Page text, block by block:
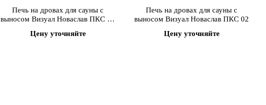
Печь на дровах для сауны с
выносом Визуал Новаслав ПКС 01
Цену уточняйте
Печь на дровах для сауны с
выносом Визуал Новаслав ПКС 02
Цену уточняйте